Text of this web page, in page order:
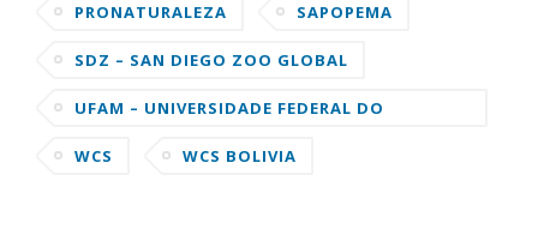
PRONATURALEZA SAPOPEMA
SDZ – SAN DIEGO ZOO GLOBAL
UFAM – UNIVERSIDADE FEDERAL DO
WCS
WCS BOLIVIA